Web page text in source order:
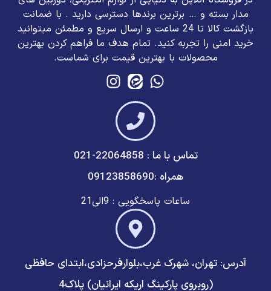
مدار بسته و … برترین برند‌ها دسترسی دارید . با ضمانت
بازگشت کالا تا 24 ساعت و ارسال سریع و مطمئن میتوانید
خرید امنی را تجربه کنید. تمام هدف ما فراهم کردن بهترین
محصولات با بهترین قیمت برای شماست.
تماس با ما : 22064858-021
همراه :09123858690
ساعات پاسخگویی : 9الی21
آدرس: تهران، شهرک غرب،بلوارفرحزادی،ابتدای حافظی
(روبروی پارکینگ اریکه ایرانیان) پلاک4